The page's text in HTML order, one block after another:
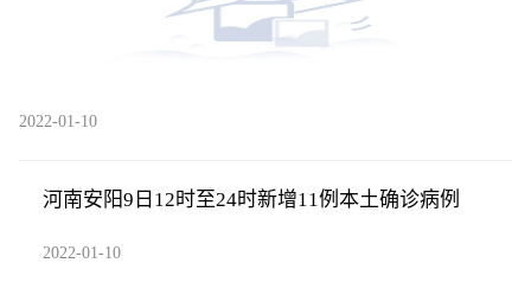
2022-01-10
河南安阳9日12时至24时新增11例本土确诊病例
2022-01-10